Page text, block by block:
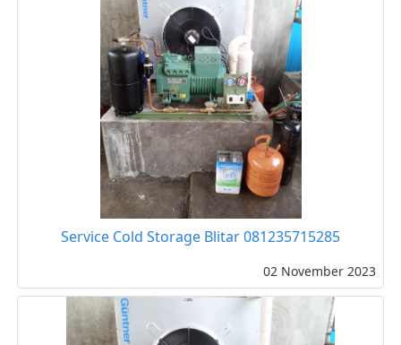
Service Cold Storage Blitar 081235715285
02 November 2023